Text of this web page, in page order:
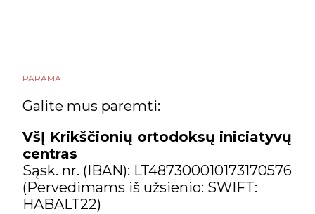
PARAMA
Galite mus paremti:
VšĮ Krikščionių ortodoksų iniciatyvų
centras
Sąsk. nr. (IBAN): LT487300010173170576
(Pervedimams iš užsienio: SWIFT:
HABALT22)